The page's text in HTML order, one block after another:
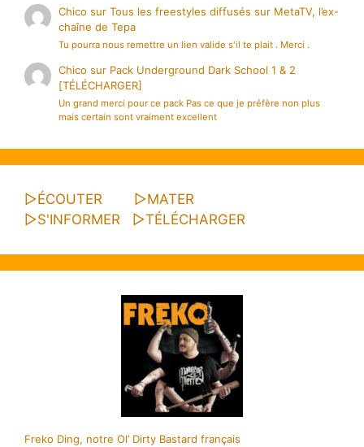
Chico surTous les freestyles diffusés sur MetaTV, l’ex-
chaîne de Tepa
Tu pourra nous remettre un lien valide s'il te plait . Merci .
Chico sur Pack Underground Dark School 1 & 2
[TÉLÉCHARGER]
Un grand merci pour ce pack Pas ce que je préfère non plus
mais certain sont vraiment excellent
▷ÉCOUTER ▷MATER
▷S'INFORMER ▷TÉLÉCHARGER
Freko Ding, notre Ol’ Dirty Bastard français